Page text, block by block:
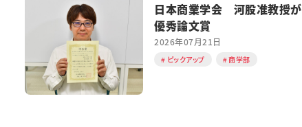
日本商業学会 河股准教授が
優秀論文賞
2026年07月21日
ピックアップ 商学部